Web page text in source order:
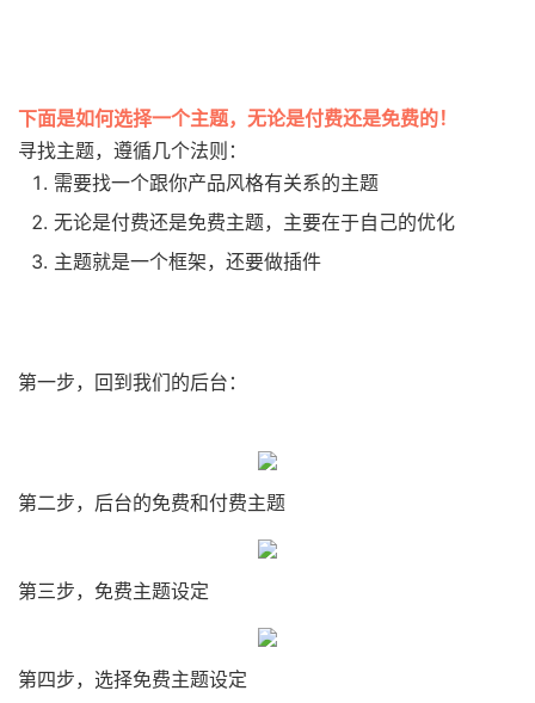
下面是如何选择一个主题，无论是付费还是免费的！
寻找主题，遵循几个法则：
需要找一个跟你产品风格有关系的主题
无论是付费还是免费主题，主要在于自己的优化
主题就是一个框架，还要做插件
第一步，回到我们的后台：
第二步，后台的免费和付费主题
第三步，免费主题设定
第四步，选择免费主题设定